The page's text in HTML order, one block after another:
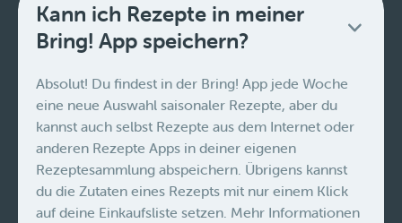
Kann ich Rezepte in meiner
Bring! App speichern?
Absolut! Du findest in der Bring! App jede Woche
eine neue Auswahl saisonaler Rezepte, aber du
kannst auch selbst Rezepte aus dem Internet oder
anderen Rezepte Apps in deiner eigenen
Rezeptesammlung abspeichern. Übrigens kannst
du die Zutaten eines Rezepts mit nur einem Klick
auf deine Einkaufsliste setzen. Mehr Informationen